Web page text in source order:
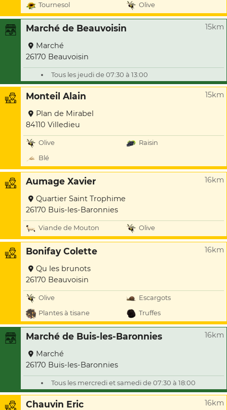
Tournesol Olive
Marché de Beauvoisin 15km
Marché
26170 Beauvoisin
Tous les jeudi de 07:30 à 13:00
Monteil Alain 15km
Plan de Mirabel
84110 Villedieu
Olive
Raisin
Blé
Aumage Xavier 16km
Quartier Saint Trophime
26170 Buis-les-Baronnies
Viande de Mouton Olive
Bonifay Colette 16km
Qu les brunots
26170 Beauvoisin
Olive
Escargots
Plantes à tisane
Truffes
Marché de Buis-les-Baronnies 16km
Marché
26170 Buis-les-Baronnies
Tous les mercredi et samedi de 07:30 à 18:00
Chauvin Eric 16km